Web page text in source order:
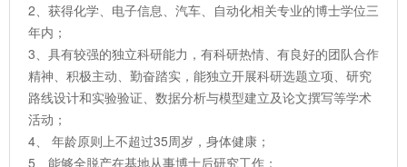
2、获得化学、电子信息、汽车、自动化相关专业的博士学位三
年内；
3、具有较强的独立科研能力，有科研热情、有良好的团队合作
精神、积极主动、勤奋踏实，能独立开展科研选题立项、研究
路线设计和实验验证、数据分析与模型建立及论文撰写等学术
活动；
4、 年龄原则上不超过35周岁，身体健康；
5、能够全脱产在基地从事博士后研究工作；